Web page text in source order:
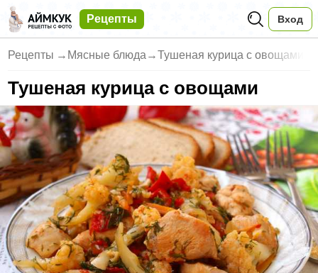
Рецепты Вход
Рецепты → Мясные блюда →Тушеная курица с овощами
Тушеная курица с овощами